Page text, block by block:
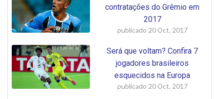
contratações do Grêmio em
2017
publicado 20 Oct, 2017
Será que voltam? Confira 7
jogadores brasileiros
esquecidos na Europa
publicado 20 Oct, 2017